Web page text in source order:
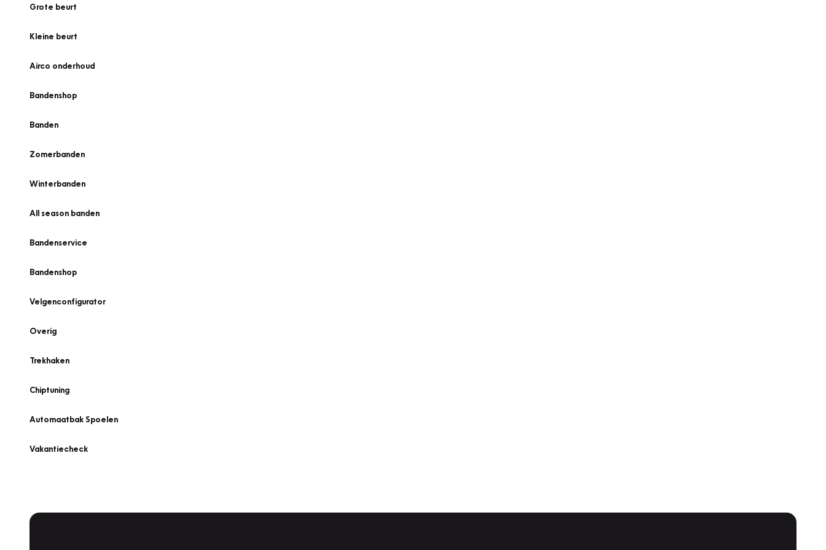
Grote beurt
Kleine beurt
Airco onderhoud
Bandenshop
Banden
Zomerbanden
Winterbanden
All season banden
Bandenservice
Bandenshop
Velgenconfigurator
Overig
Trekhaken
Chiptuning
Automaatbak Spoelen
Vakantiecheck